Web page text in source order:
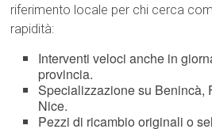
riferimento locale per chi cerca
rapidità:
Interventi veloci anche in
provincia.
Specializzazione su Benincà,
Nice.
Pezzi di ricambio originali o